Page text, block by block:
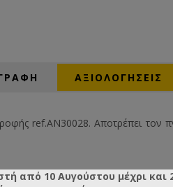
ΑΞΙΟΛΟΓΉΣΕΙΣ
ref.AN30028. Αποτρέπει τον
από 10 Αυγούστου μέχρι